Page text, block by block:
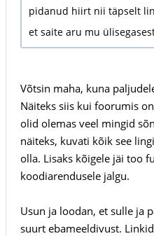
pidanud hiirt nii täpselt
et saite aru mu
Võtsin maha, kuna
Näiteks siis kui foorumis
olid olemas veel mingid
näiteks, kuvati kõik see
olla. Lisaks kõigele jäi too
koodiarendusele jalgu.
Usun ja loodan, et sulle ja
suurt ebameeldivust.